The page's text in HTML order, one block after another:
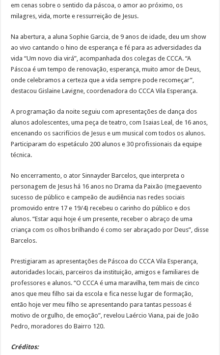
em cenas sobre o sentido da páscoa, o amor ao próximo, os
milagres, vida, morte e ressurreição de Jesus.
Na abertura, a aluna Sophie Garcia, de 9 anos de idade, deu um show
ao vivo cantando o hino de esperança e fé para as adversidades da
vida “Um novo dia virá”, acompanhada dos colegas de CCCA. “A
Páscoa é um tempo de renovação, esperança, muito amor de Deus,
onde celebramos a certeza que a vida sempre pode recomeçar”,
destacou Gislaine Lavigne, coordenadora do CCCA Vila Esperança.
A programação da noite seguiu com apresentações de dança dos
alunos adolescentes, uma peça de teatro, com Isaias Leal, de 16 anos,
encenando os sacrifícios de Jesus e um musical com todos os alunos.
Participaram do espetáculo 200 alunos e 30 profissionais da equipe
técnica.
No encerramento, o ator Sinnayder Barcelos, que interpreta o
personagem de Jesus há 16 anos no Drama da Paixão (megaevento
sucesso de público e campeão de audiência nas redes sociais
promovido entre 17 e 19/4) recebeu o carinho do público e dos
alunos. “Estar aqui hoje é um presente, receber o abraço de uma
criança com os olhos brilhando é como ser abraçado por Deus”, disse
Barcelos.
Prestigiaram as apresentações de Páscoa do CCCA Vila Esperança,
autoridades locais, parceiros da instituição, amigos e familiares de
professores e alunos. “O CCCA é uma maravilha, tem mais de cinco
anos que meu filho sai da escola e fica nesse lugar de formação,
então hoje ver meu filho se apresentando para tantas pessoas é
motivo de orgulho, de emoção”, revelou Laércio Viana, pai de João
Pedro, moradores do Bairro 120.
Créditos: